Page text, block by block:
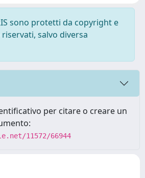
sono protetti da copyright e
salvo diversa
per citare o creare un
11572/66944